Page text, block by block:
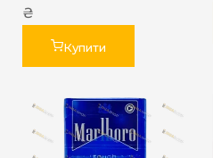
₴
Купити